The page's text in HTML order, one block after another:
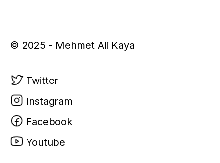
© 2025 - Mehmet Ali Kaya
Twitter
Instagram
Facebook
Youtube